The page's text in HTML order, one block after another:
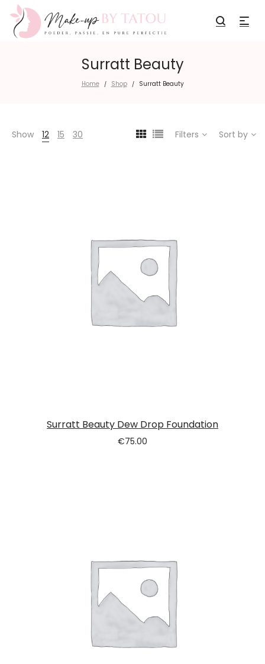
Surratt Beauty
Home / Shop / Surratt Beauty
Show 12 15 30 Filters Sort by
Surratt Beauty Dew Drop Foundation
€75.00